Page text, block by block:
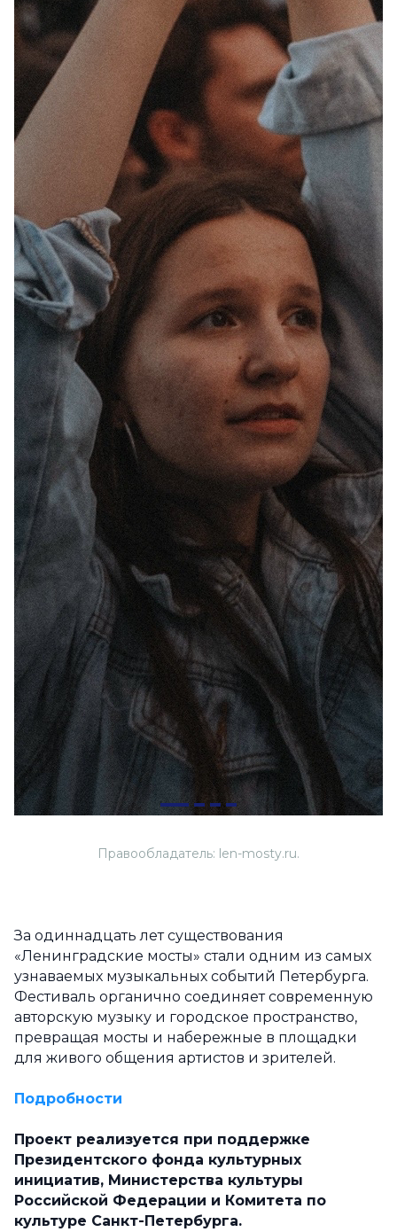
Правообладатель: len-mosty.ru.
За одиннадцать лет существования
«Ленинградские мосты» стали одним из самых
узнаваемых музыкальных событий Петербурга.
Фестиваль органично соединяет современную
авторскую музыку и городское пространство,
превращая мосты и набережные в площадки
для живого общения артистов и зрителей.
Подробности
Проект реализуется при поддержке
Президентского фонда культурных
инициатив, Министерства культуры
Российской Федерации и Комитета по
культуре Санкт-Петербурга.